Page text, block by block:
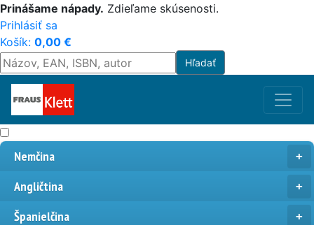
Prinášame nápady. Zdieľame skúsenosti.
Prihlásiť sa
Košík: 0,00 €
Nemčina
Angličtina
Španielčina